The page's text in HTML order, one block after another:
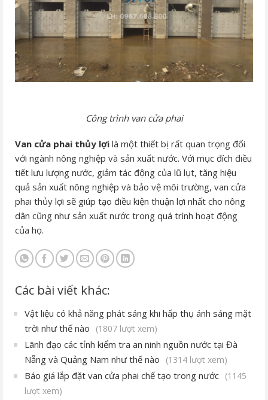
Công trình van cửa phai
Van cửa phai thủy lợi là một thiết bị rất quan trọng đối
với ngành nông nghiệp và sản xuất nước. Với mục đích điều
tiết lưu lượng nước, giảm tác động của lũ lụt, tăng hiệu
quả sản xuất nông nghiệp và bảo vệ môi trường, van cửa
phai thủy lợi sẽ giúp tạo điều kiện thuận lợi nhất cho nông
dân cũng như sản xuất nước trong quá trình hoạt động
của họ.
Các bài viết khác:
Vật liệu có khả năng phát sáng khi hấp thụ ánh sáng mặt
trời như thế nào
(1807 lượt xem)
Lãnh đạo các tỉnh kiểm tra an ninh nguồn nước tại Đà
Nẵng và Quảng Nam như thế nào
(1314 lượt xem)
Báo giá lắp đặt van cửa phai chế tạo trong nước (1145
lượt xem)